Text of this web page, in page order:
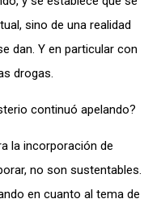
sino de una realidad
dan. Y en particular con
drogas.
continuó apelando?
la incorporación de
no son sustentables.
en cuanto al tema de